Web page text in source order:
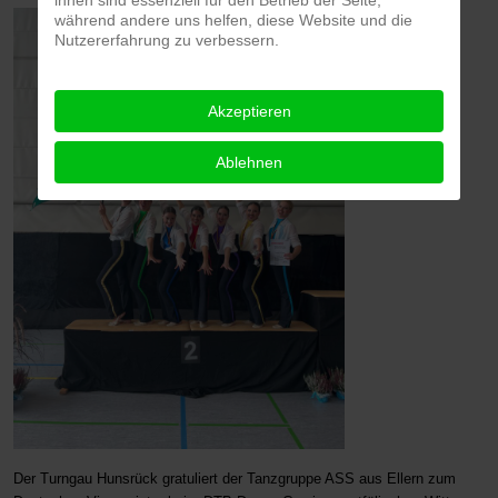
Der Turngau Hunsrück gratuliert der Tanzgruppe ASS aus Ellern zum
während andere uns helfen, diese Website und die
Nutzererfahrung zu verbessern.
Akzeptieren
Ablehnen